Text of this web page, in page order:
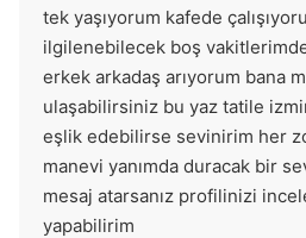
tek yaşıyorum kafede
ilgilenebilecek boş
erkek arkadaş arıyorum bana
ulaşabilirsiniz bu yaz tatile
eşlik edebilirse sevinirim her
manevi yanımda duracak bir
mesaj atarsanız profilinizi
yapabilirim